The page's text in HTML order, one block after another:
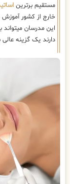
مستقیم برترین
خارج از کشور
این مدرسان
دارند یک گزینه